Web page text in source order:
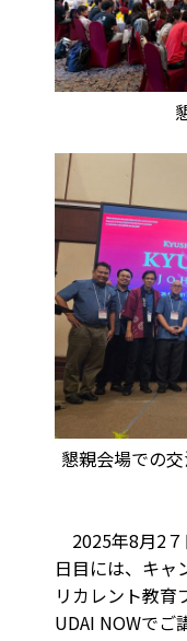
懇親会場での
2025年8月2
日目には、キャ
リカレント教育
UDAI NOWでご